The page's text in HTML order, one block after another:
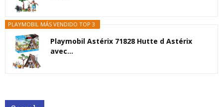
PLAYMOBIL MÁS VENDIDO TOP 3
Playmobil Astérix 71828 Hutte d Astérix
avec...